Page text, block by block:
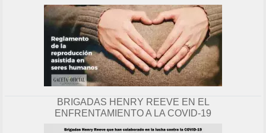
BRIGADAS HENRY REEVE EN EL
ENFRENTAMIENTO A LA COVID-19